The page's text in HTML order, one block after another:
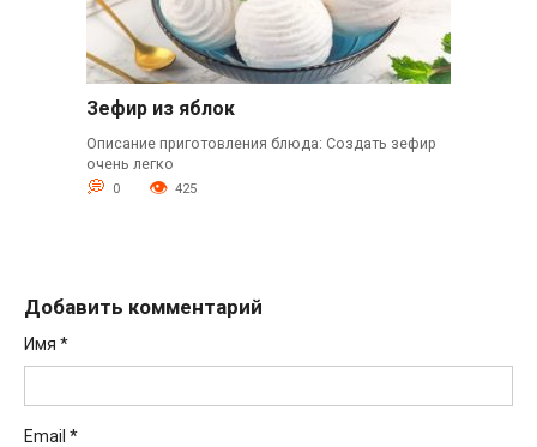
Зефир из яблок
Описание приготовления блюда: Создать зефир
очень легко
0 425
Добавить комментарий
Имя *
Email *